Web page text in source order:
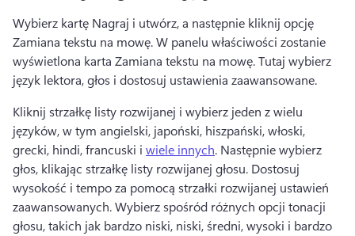
Wybierz kartę Nagraj i utwórz, a następnie kliknij opcję
Zamiana tekstu na mowę. W panelu właściwości zostanie
wyświetlona karta Zamiana tekstu na mowę. Tutaj wybierz
język lektora, głos i dostosuj ustawienia zaawansowane.
Kliknij strzałkę listy rozwijanej i wybierz jeden z wielu
języków, w tym angielski, japoński, hiszpański, włoski,
grecki, hindi, francuski i wiele innych. Następnie wybierz
głos, klikając strzałkę listy rozwijanej głosu. Dostosuj
wysokość i tempo za pomocą strzałki rozwijanej ustawień
zaawansowanych. Wybierz spośród różnych opcji tonacji
głosu, takich jak bardzo niski, niski, średni, wysoki i bardzo